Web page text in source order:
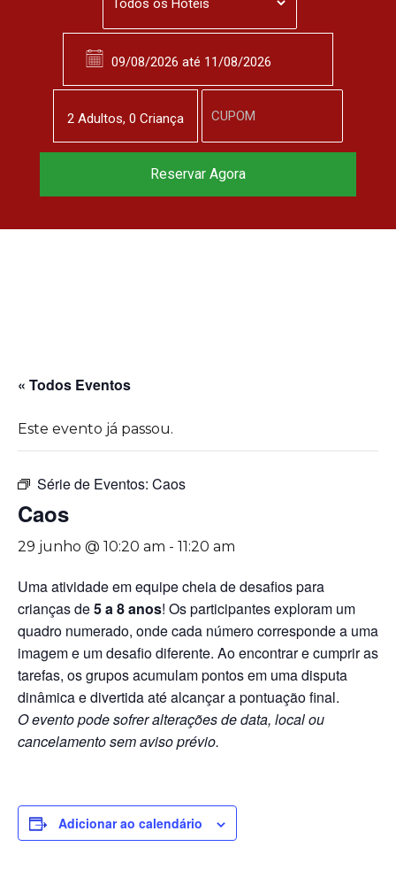
« Todos Eventos
Este evento já passou.
Série de Eventos: Caos
Caos
29 junho @ 10:20 am - 11:20 am
Uma atividade em equipe cheia de desafios para
crianças de5 a 8 anos! Os participantes exploram um
quadro numerado, onde cada número corresponde a uma
imagem e um desafio diferente. Ao encontrar e cumprir as
tarefas, os grupos acumulam pontos em uma disputa
dinâmica e divertida até alcançar a pontuação final.
O evento pode sofrer alterações de data, local ou
cancelamento sem aviso prévio.
Adicionar ao calendário
2 Adultos, 0 Criança
Reservar Agora